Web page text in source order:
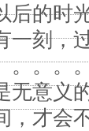
后的时
一刻，
。。。
无意义
，才会